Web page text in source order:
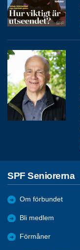
SPF Seniorerna
Om förbundet
Bli medlem
Förmåner